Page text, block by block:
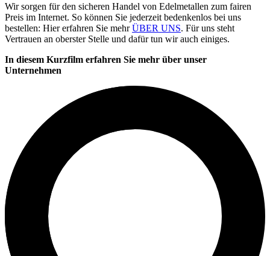
Wir sorgen für den sicheren Handel von Edelmetallen zum fairen
Preis im Internet. So können Sie jederzeit bedenkenlos bei uns
bestellen: Hier erfahren Sie mehrÜBER UNS. Für uns steht
Vertrauen an oberster Stelle und dafür tun wir auch einiges.
In diesem Kurzfilm erfahren Sie mehr über unser
Unternehmen